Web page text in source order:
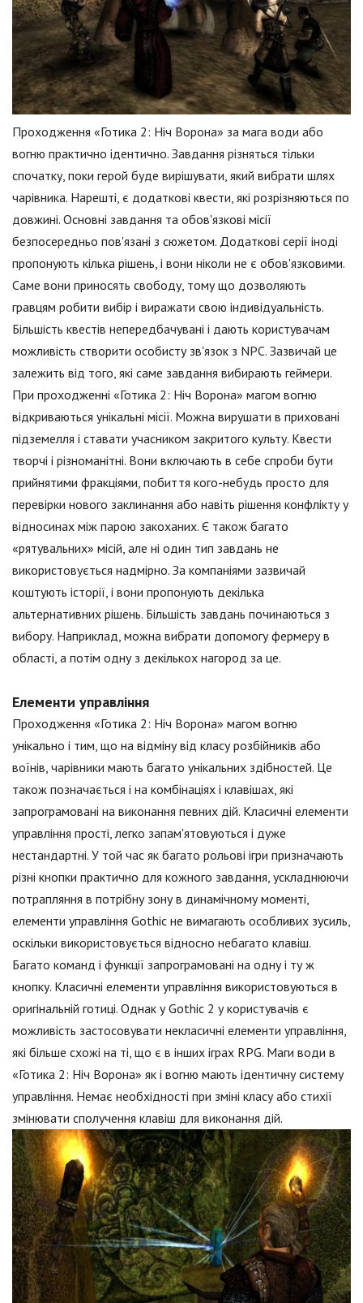
Проходження «Готика 2: Ніч Ворона» за мага води або
вогню практично ідентично. Завдання різняться тільки
спочатку, поки герой буде вирішувати, який вибрати шлях
чарівника. Нарешті, є додаткові квести, які розрізняються по
довжині. Основні завдання та обов'язкові місії
безпосередньо пов'язані з сюжетом. Додаткові серії іноді
пропонують кілька рішень, і вони ніколи не є обов'язковими.
Саме вони приносять свободу, тому що дозволяють
гравцям робити вибір і виражати свою індивідуальність.
Більшість квестів непередбачувані і дають користувачам
можливість створити особисту зв'язок з NPC. Зазвичай це
залежить від того, які саме завдання вибирають геймери.
При проходженні «Готика 2: Ніч Ворона» магом вогню
відкриваються унікальні місії. Можна вирушати в приховані
підземелля і ставати учасником закритого культу. Квести
творчі і різноманітні. Вони включають в себе спроби бути
прийнятими фракціями, побиття кого-небудь просто для
перевірки нового заклинання або навіть рішення конфлікту у
відносинах між парою закоханих. Є також багато
«рятувальних» місій, але ні один тип завдань не
використовується надмірно. За компаніями зазвичай
коштують історії, і вони пропонують декілька
альтернативних рішень. Більшість завдань починаються з
вибору. Наприклад, можна вибрати допомогу фермеру в
області, а потім одну з декількох нагород за це.
Елементи управління
Проходження «Готика 2: Ніч Ворона» магом вогню
унікально і тим, що на відміну від класу розбійників або
воїнів, чарівники мають багато унікальних здібностей. Це
також позначається і на комбінаціях і клавішах, які
запрограмовані на виконання певних дій. Класичні елементи
управління прості, легко запам'ятовуються і дуже
нестандартні. У той час як багато рольові ігри призначають
різні кнопки практично для кожного завдання, ускладнюючи
потрапляння в потрібну зону в динамічному моменті,
елементи управління Gothic не вимагають особливих зусиль,
оскільки використовується відносно небагато клавіш.
Багато команд і функції запрограмовані на одну і ту ж
кнопку. Класичні елементи управління використовуються в
оригінальній готиці. Однак у Gothic 2 у користувачів є
можливість застосовувати некласичні елементи управління,
які більше схожі на ті, що є в інших іграх RPG. Маги води в
«Готика 2: Ніч Ворона» як і вогню мають ідентичну систему
управління. Немає необхідності при зміні класу або стихії
змінювати сполучення клавіш для виконання дій.